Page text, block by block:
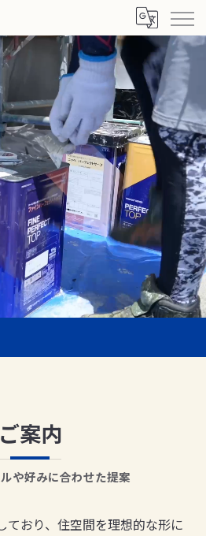
や好みに合わせた提案
ご案内
ており、住空間を理想的な形に